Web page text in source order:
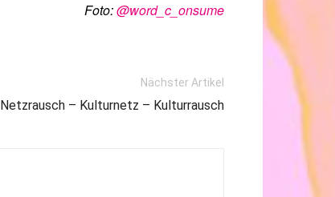
Foto:@word_c_onsume
Nächster Artikel
Netzrausch – Kulturnetz – Kulturrausch